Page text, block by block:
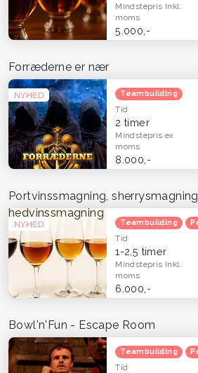
Mindstepris Inkl.
moms
5.000,-
NYHED
Forræderne er nær
Teambuilding
Tid
2 timer
Mindstepris ex
moms
8.000,-
NYHED
Portvinssmagning,
hedvinssmagning
Teambuilding
Tid
1-2,5 timer
Mindstepris Inkl.
moms
6.000,-
Bowl'n'Fun - Escape Room
Teambuilding
Tid